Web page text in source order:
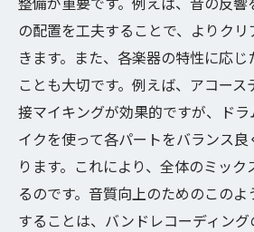
の配置を工夫することで、よりク
きます。また、各楽器の特性に応
ことも大切です。例えば、アコー
接マイキングが効果的ですが、ド
イクを使って各パートをバランス
ります。これにより、全体のミッ
るのです。音質向上のためのこの
することは、バンドレコーディン